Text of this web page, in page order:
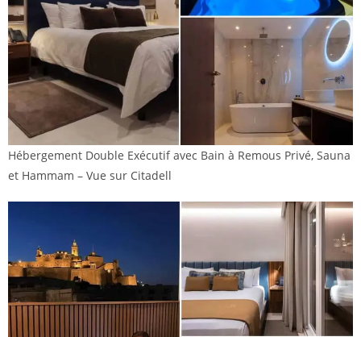
Hébergement Double Exécutif avec Bain à Remous Privé, Sauna
et Hammam – Vue sur Citadell